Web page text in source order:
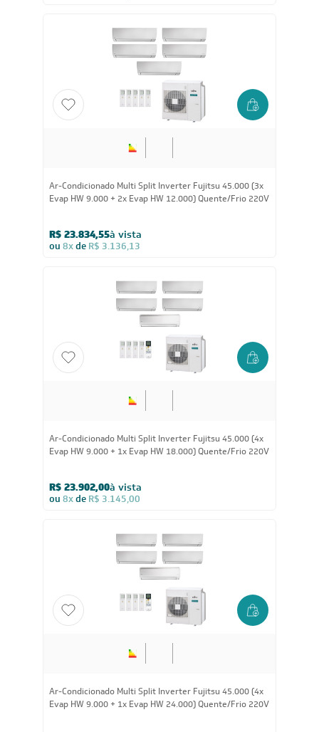
Ar-Condicionado Multi Split Inverter Fujitsu 45.000 (3x
Evap HW 9.000 + 2x Evap HW 12.000) Quente/Frio 220V
R$ 23.834,55à vista
ou 8xde R$ 3.136,13
Ar-Condicionado Multi Split Inverter Fujitsu 45.000 (4x
Evap HW 9.000 + 1x Evap HW 18.000) Quente/Frio 220V
R$ 23.902,00à vista
ou 8xde R$ 3.145,00
Ar-Condicionado Multi Split Inverter Fujitsu 45.000 (4x
Evap HW 9.000 + 1x Evap HW 24.000) Quente/Frio 220V